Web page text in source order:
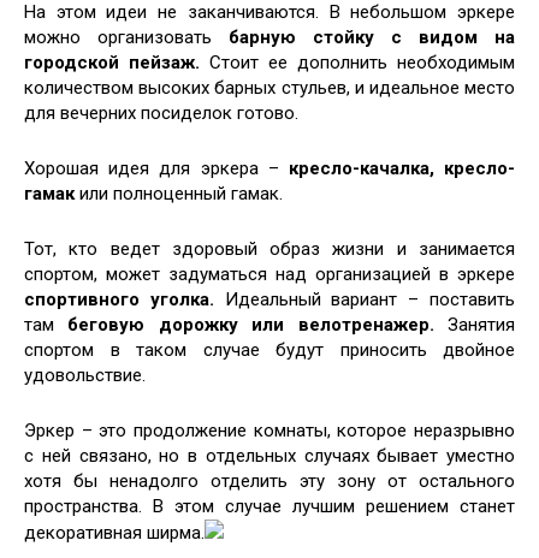
На этом идеи не заканчиваются. В небольшом эркере
можно организовать барную стойку с видом на
городской пейзаж. Стоит ее дополнить необходимым
количеством высоких барных стульев, и идеальное место
для вечерних посиделок готово.
Хорошая идея для эркера – кресло-качалка, кресло-
гамакили полноценный гамак.
Тот, кто ведет здоровый образ жизни и занимается
спортом, может задуматься над организацией в эркере
спортивного уголка. Идеальный вариант – поставить
там беговую дорожку или велотренажер.Занятия
спортом в таком случае будут приносить двойное
удовольствие.
Эркер – это продолжение комнаты, которое неразрывно
с ней связано, но в отдельных случаях бывает уместно
хотя бы ненадолго отделить эту зону от остального
пространства. В этом случае лучшим решением станет
декоративная ширма.